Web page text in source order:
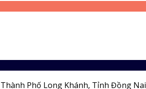
Phố Long Khánh, Tỉnh Đồng Nai